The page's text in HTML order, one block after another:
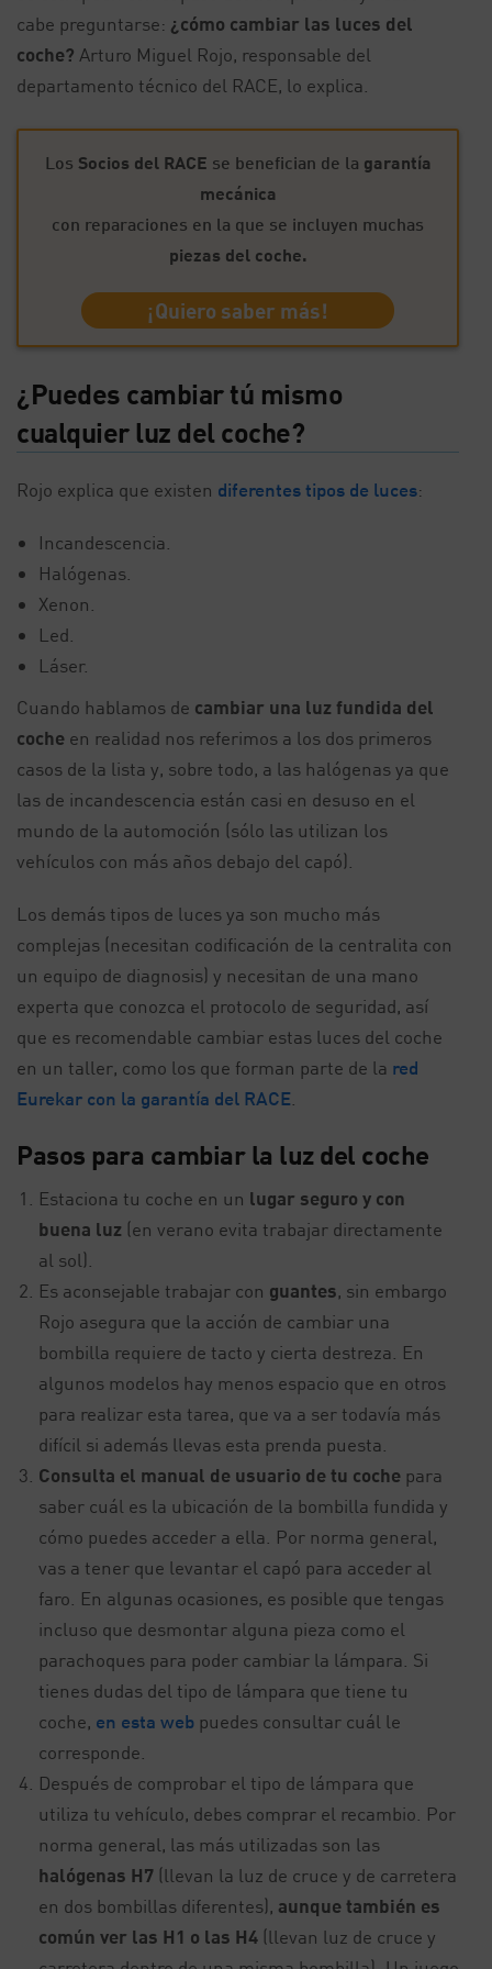
cabe preguntarse: ¿cómo cambiar las luces del
coche? Arturo Miguel Rojo, responsable del
departamento técnico del RACE, lo explica.
Los Socios del RACE se benefician de la garantía
mecánica
con reparaciones en la que se incluyen muchas
piezas del coche.
¡Quiero saber más!
¿Puedes cambiar tú mismo
cualquier luz del coche?
Rojo explica que existen diferentes tipos de luces:
Incandescencia.
Halógenas.
Xenon.
Led.
Láser.
Cuando hablamos de cambiar una luz fundida del
coche en realidad nos referimos a los dos primeros
casos de la lista y, sobre todo, a las halógenas ya que
las de incandescencia están casi en desuso en el
mundo de la automoción (sólo las utilizan los
vehículos con más años debajo del capó).
Los demás tipos de luces ya son mucho más
complejas (necesitan codificación de la centralita con
un equipo de diagnosis) y necesitan de una mano
experta que conozca el protocolo de seguridad, así
que es recomendable cambiar estas luces del coche
en un taller, como los que forman parte de la red
Eurekar con la garantía del RACE
Pasos para cambiar la luz del coche
Estaciona tu coche en un lugar seguro y con
buena luz (en verano evita trabajar directamente
al sol).
Es aconsejable trabajar con guantes, sin embargo
Rojo asegura que la acción de cambiar una
bombilla requiere de tacto y cierta destreza. En
algunos modelos hay menos espacio que en otros
para realizar esta tarea, que va a ser todavía más
difícil si además llevas esta prenda puesta.
Consulta el manual de usuario de tu coche para
saber cuál es la ubicación de la bombilla fundida y
cómo puedes acceder a ella. Por norma general,
vas a tener que levantar el capó para acceder al
faro. En algunas ocasiones, es posible que tengas
incluso que desmontar alguna pieza como el
parachoques para poder cambiar la lámpara. Si
tienes dudas del tipo de lámpara que tiene tu
coche, en esta web puedes consultar cuál le
corresponde.
Después de comprobar el tipo de lámpara que
utiliza tu vehículo, debes comprar el recambio. Por
norma general, las más utilizadas son las
halógenas H7 (llevan la luz de cruce y de carretera
en dos bombillas diferentes), aunque también es
común ver las H1 o las H4 (llevan luz de cruce y